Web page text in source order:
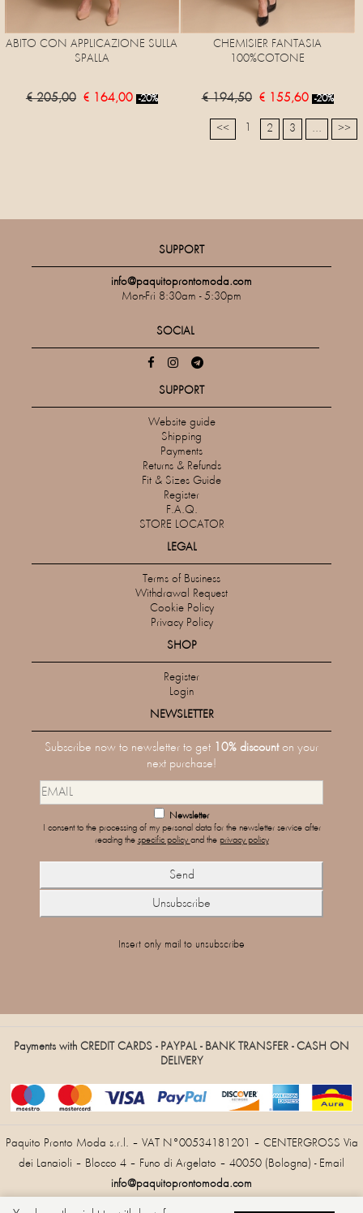
ABITO CON APPLICAZIONE SULLA
SPALLA
€ 205,00 € 164,00 -20%
CHEMISIER FANTASIA
100%COTONE
€ 194,50 € 155,60 -20%
<< 2 3 ... >>
SUPPORT
info@paquitoprontomoda.com
Mon-Fri 8:30am - 5:30pm
SOCIAL
SUPPORT
Website guide
Shipping
Payments
Returns & Refunds
Fit & Sizes Guide
Register
F.A.Q.
STORE LOCATOR
LEGAL
Terms of Business
Withdrawal Request
Cookie Policy
Privacy Policy
SHOP
Register
Login
NEWSLETTER
Subscribe now to newsletter to get 10% discounton your
next purchase!
Newsletter
I consent to the processing of my personal data for the newsletter service after
reading the specific policy and the privacy policy
Insert only mail to unsubscribe
Payments with CREDIT CARDS - PAYPAL - BANK TRANSFER - CASH ON
DELIVERY
Paquito Pronto Moda s.r.l. – VAT N°00534181201 – CENTERGROSS Via
dei Lanaioli – Blocco 4 – Funo di Argelato – 40050 (Bologna) - Email
info@paquitoprontomoda.com